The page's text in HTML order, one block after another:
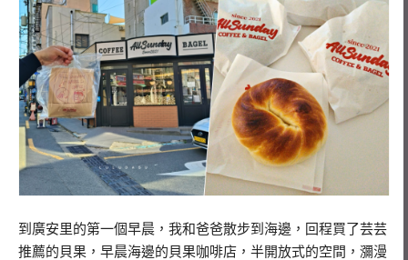
到廣安里的第一個早晨，我和爸爸散步到海邊，回程買了芸芸
推薦的貝果，早晨海邊的貝果咖啡店，半開放式的空間，瀰漫